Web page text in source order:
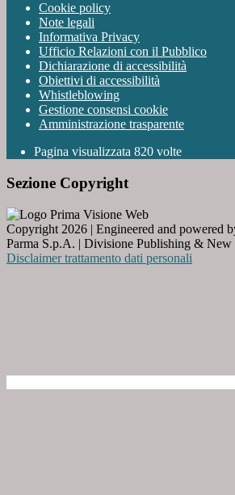
Cookie policy
Note legali
Informativa Privacy
Ufficio Relazioni con il Pubblico
Dichiarazione di accessibilità
Obiettivi di accessibilità
Whistleblowing
Gestione consensi cookie
Amministrazione trasparente
Pagina visualizzata 820 volte
Sezione Copyright
Copyright 2026 | Engineered and powered
Parma S.p.A. | Divisione Publishing & New
Disclaimer trattamento dati personali